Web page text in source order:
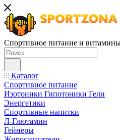
Спортивное питание и витамины
Каталог
Спортивное питание
Изотоники Гипотоники Гели
Энергетики
Спортивные напитки
Л-Глютамин
Гейнеры